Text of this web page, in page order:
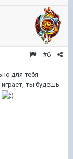
#6
для тебя
ты будешь